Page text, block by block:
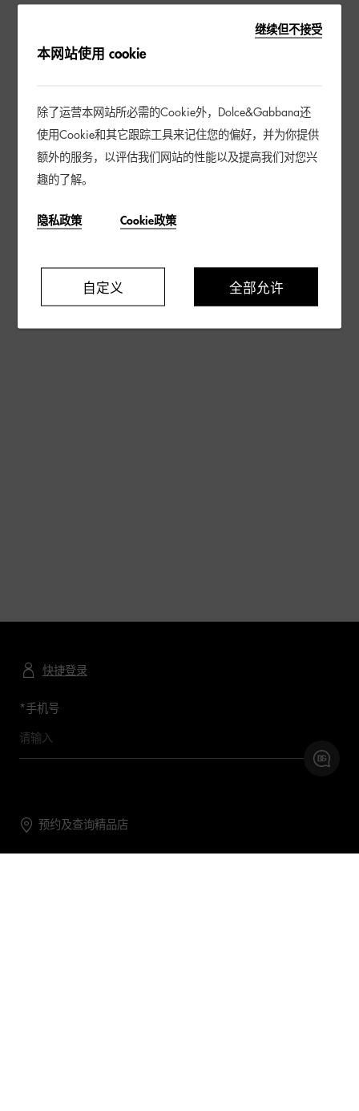
快捷登录
*手机号
预约及查询精品店
继续但不接受
本网站使用 cookie
除了运营本网站所必需的Cookie外，Dolce&Gabbana还
使用Cookie和其它跟踪工具来记住您的偏好，并为你提供
额外的服务，以评估我们网站的性能以及提高我们对您兴
趣的了解。
隐私政策 Cookie政策
自定义 全部允许